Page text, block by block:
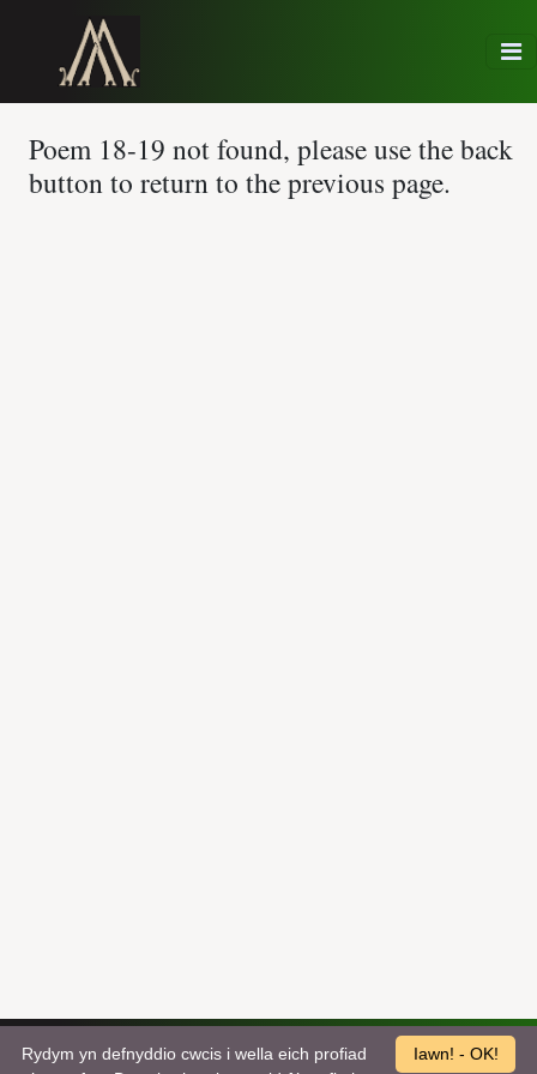
Poem 18-19 not found, please use the back
button to return to the previous page.
Iawn! - OK!
Rydym yn defnyddio cwcis i wella eich profiad